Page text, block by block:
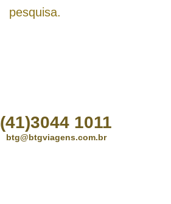
pesquisa.
(41)3044 1011
btg@btgviagens.com.br